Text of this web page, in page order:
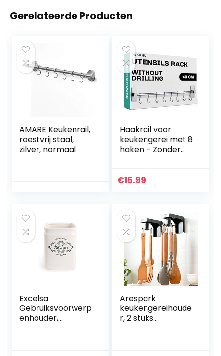
Gerelateerde Producten
AMARE Keukenrail,
roestvrij staal,
zilver, normaal
Haakrail voor
keukengerei met 8
haken – Zonder
cm
€15.99
Excelsa
Gebruiksvoorwerp
enhouder,
Arespark
keukengereihoude
r, 2 stuks